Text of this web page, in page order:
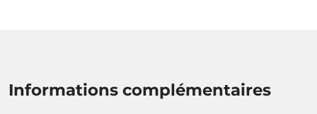
Informations complémentaires